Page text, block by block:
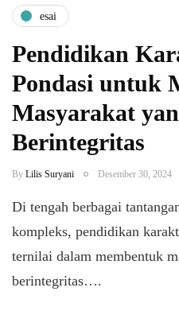
esai
Pendidikan
Pondasi untuk
Masyarakat
Berintegritas
By Lilis Suryani Desember 30, 2024
Di tengah berbagai
kompleks, pendidikan
ternilai dalam membentuk
berintegritas….